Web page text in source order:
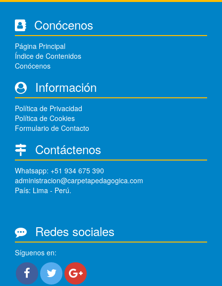
Conócenos
Página Principal
Índice de Contenidos
Conócenos
Información
Política de Privacidad
Política de Cookies
Formulario de Contacto
Contáctenos
Whatsapp: +51 934 675 390
administracion@carpetapedagogica.com
País: Lima - Perú.
Redes sociales
Síguenos en: